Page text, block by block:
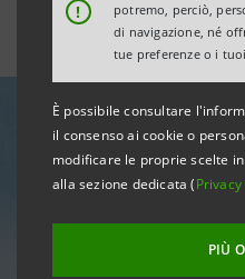
!
potremo, perciò,
di navigazione, né
tue preferenze o i
È possibile consultare
il consenso ai cookie o
modificare le proprie scelte
alla sezione dedicata (Privacy
PIÙ